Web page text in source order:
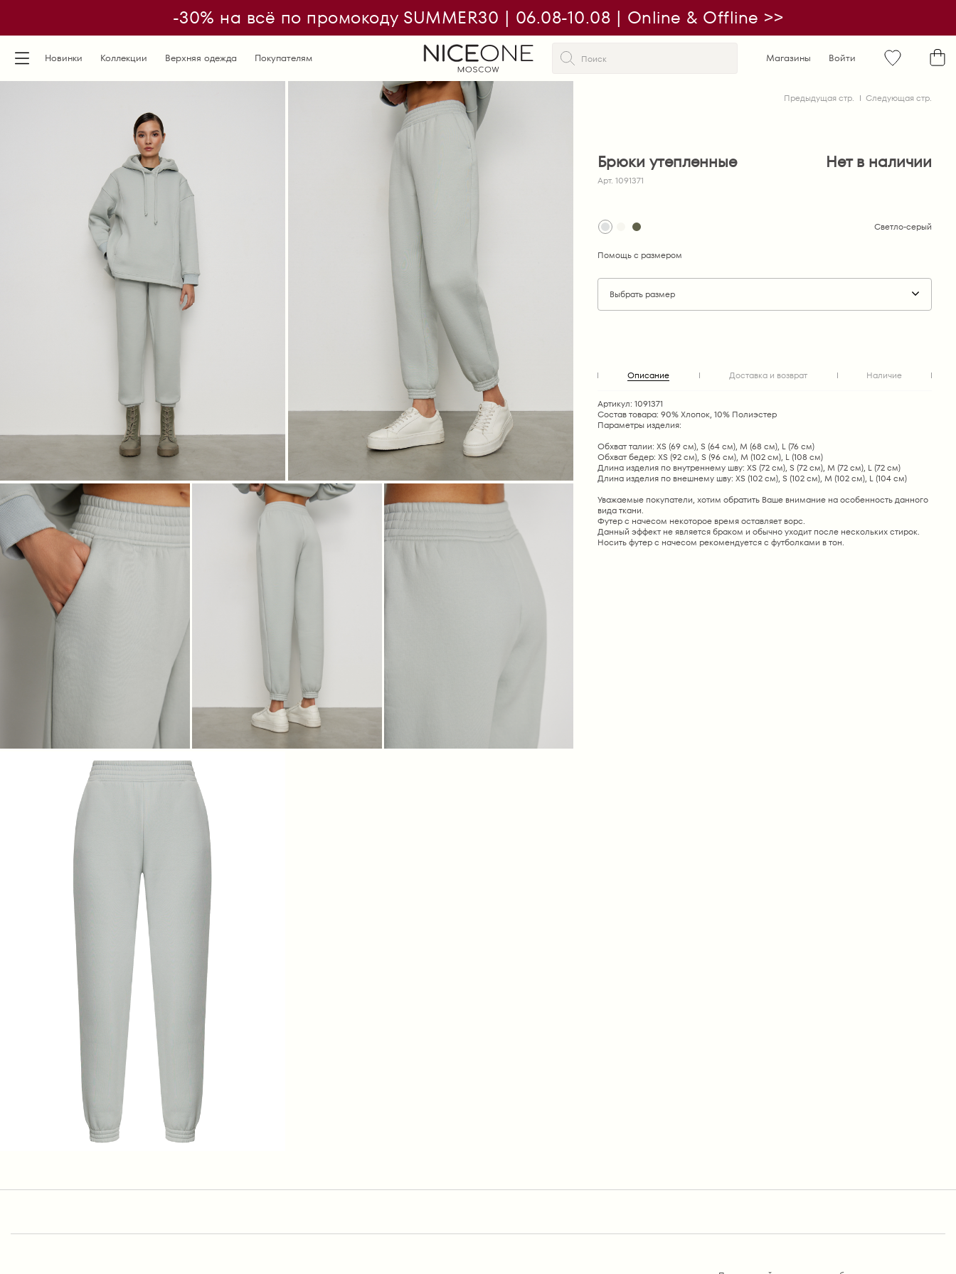
-30% на всё по промокоду SUMMER30 | 06.08-10.08 | Online & Offline >>
Новинки Коллекции Верхняя одежда Покупателям Магазины Войти
Предыдущая стр. Следующая стр.
Брюки утепленные
Арт. 1091371
Нет в наличии
Светло-серый
Помощь с размером
Выбрать размер
Описание Доставка и возврат Наличие
Артикул: 1091371
Состав товара: 90% Хлопок, 10% Полиэстер
Параметры изделия:
Обхват талии: XS (69 см), S (64 см), М (68 см), L (76 см)
Обхват бедер: XS (92 см), S (96 см), М (102 см), L (108 см)
Длина изделия по внутреннему шву: XS (72 см), S (72 см), М (72 см), L (72 см)
Длина изделия по внешнему шву: XS (102 см), S (102 см), М (102 см), L (104 см)
Уважаемые покупатели, хотим обратить Ваше внимание на особенность данного
вида ткани.
Футер с начесом некоторое время оставляет ворс.
Данный эффект не является браком и обычно уходит после нескольких стирок.
Носить футер с начесом рекомендуется с футболками в тон.